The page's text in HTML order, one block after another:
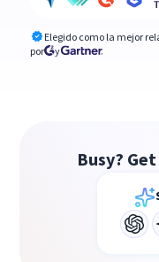
Elegido como la mejor
por
y
Busy?